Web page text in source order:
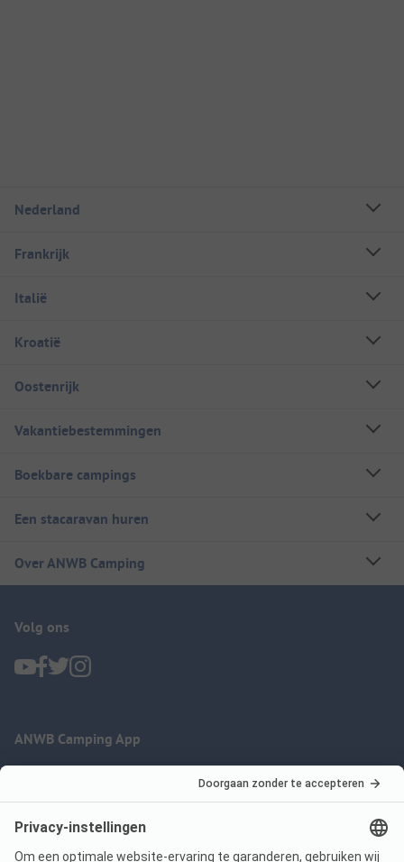
Nederland
Frankrijk
Italië
Kroatië
Oostenrijk
Vakantiebestemmingen
Boekbare campings
Een stacaravan huren
Over ANWB Camping
Volg ons
ANWB Camping App